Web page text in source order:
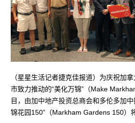
（星星生活记者捷克佳报道）为庆祝加
市致力推动的“美化万锦”（Make
目，由加中地产投资总商会和多伦多加
锦花园150”（Markham Gardens 150）